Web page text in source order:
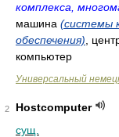
комплекса,
машина (системы
обеспечения) ,
компьютер
Универсальный
2
Hostcomputer
сущ.